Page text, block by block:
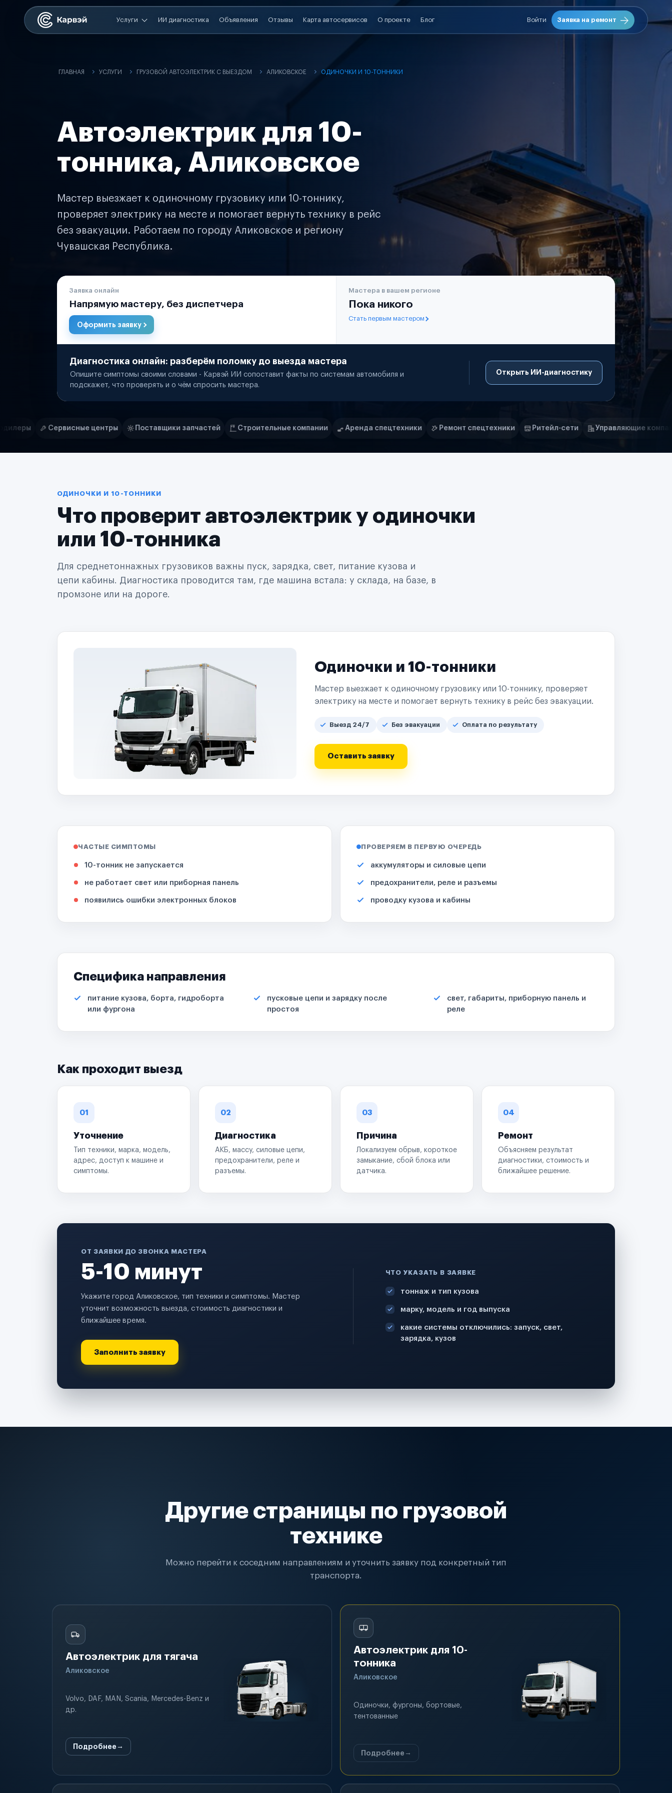
Услуги ИИ диагностика Объявления Отзывы Карта автосервисов О проекте Блог Войти Заявка на ремонт
ГЛАВНАЯ УСЛУГИ ГРУЗОВОЙ АВТОЭЛЕКТРИК С ВЫЕЗДОМ АЛИКОВСКОЕ ОДИНОЧКИ И 10-ТОННИКИ
Автоэлектрик для 10-
тонника, Аликовское
Мастер выезжает к одиночному грузовику или 10-тоннику,
проверяет электрику на месте и помогает вернуть технику в рейс
без эвакуации. Работаем по городу Аликовское и региону
Чувашская Республика.
Заявка онлайн
Напрямую мастеру, без диспетчера
Оформить заявку
Мастера в вашем регионе
Пока никого
Стать первым мастером
Диагностика онлайн: разберём поломку до выезда мастера
Опишите симптомы своими словами - Карвэй ИИ сопоставит факты по системам автомобиля и
подскажет, что проверять и о чём спросить мастера.
Открыть ИИ-диагностику
Нам доверяют
центры Поставщики запчастей Строительные компании Аренда спецтехники Ремонт спецтехники Ритейл-сети Управляющие компании Страховые
Маркетплейсы
Логистические компании
Поставщики запчастей
Строительные компании
Ремонт спецтехники
Управляющие компании
Страховые компании
B2B-дистрибьюторы
ОДИНОЧКИ И 10-ТОННИКИ
Что проверит автоэлектрик у одиночки
или 10-тонника
Для среднетоннажных грузовиков важны пуск, зарядка, свет, питание кузова и
цепи кабины. Диагностика проводится там, где машина встала: у склада, на базе, в
промзоне или на дороге.
Одиночки и 10-тонники
Мастер выезжает к одиночному грузовику или 10-тоннику, проверяет
электрику на месте и помогает вернуть технику в рейс без эвакуации.
Выезд 24/7 Без эвакуации Оплата по результату
Оставить заявку
ЧАСТЫЕ СИМПТОМЫ
10-тонник не запускается
не работает свет или приборная панель
появились ошибки электронных блоков
ПРОВЕРЯЕМ В ПЕРВУЮ ОЧЕРЕДЬ
аккумуляторы и силовые цепи
предохранители, реле и разъемы
проводку кузова и кабины
Специфика направления
питание кузова, борта, гидроборта
или фургона
пусковые цепи и зарядку после
простоя
свет, габариты, приборную панель и
реле
Как проходит выезд
01
Уточнение
Тип техники, марка, модель,
адрес, доступ к машине и
симптомы.
02
Диагностика
АКБ, массу, силовые цепи,
предохранители, реле и
разъемы.
03
Причина
Локализуем обрыв, короткое
замыкание, сбой блока или
датчика.
04
Ремонт
Объясняем результат
диагностики, стоимость и
ближайшее решение.
ОТ ЗАЯВКИ ДО ЗВОНКА МАСТЕРА
5-10 минут
Укажите город Аликовское, тип техники и симптомы. Мастер
уточнит возможность выезда, стоимость диагностики и
ближайшее время.
Заполнить заявку
ЧТО УКАЗАТЬ В ЗАЯВКЕ
тоннаж и тип кузова
марку, модель и год выпуска
какие системы отключились: запуск, свет,
зарядка, кузов
Другие страницы по грузовой
технике
Можно перейти к соседним направлениям и уточнить заявку под конкретный тип
транспорта.
Автоэлектрик для тягача
Аликовское
Volvo, DAF, MAN, Scania, Mercedes-Benz и
др.
Подробнее
Автоэлектрик для 10-
тонника
Аликовское
Одиночки, фургоны, бортовые,
тентованные
Подробнее